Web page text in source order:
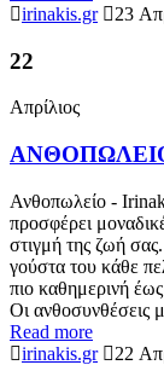
irinakis.gr
23
22
Απρίλιος
Ανθοπωλείο -
προσφέρει
στιγμή της ζωή
γούστα του κάθε
πιο καθημερινή έως
Οι ανθοσυνθέσεις
Read more
irinakis.gr
22